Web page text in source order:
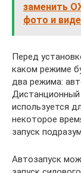
заменить
фото и
Перед
каком режиме
два режима:
Дистанционный
используется
некоторое
запуск
Автозапуск